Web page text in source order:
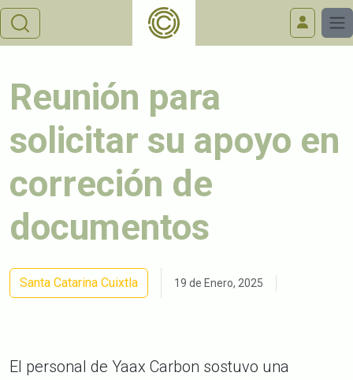
Reunión para
solicitar su apoyo en
correción de
documentos
Santa Catarina Cuixtla 19 de Enero, 2025
El personal de Yaax Carbon sostuvo una